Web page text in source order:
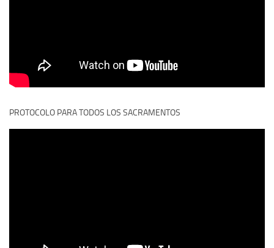
PROTOCOLO PARA TODOS LOS SACRAMENTOS